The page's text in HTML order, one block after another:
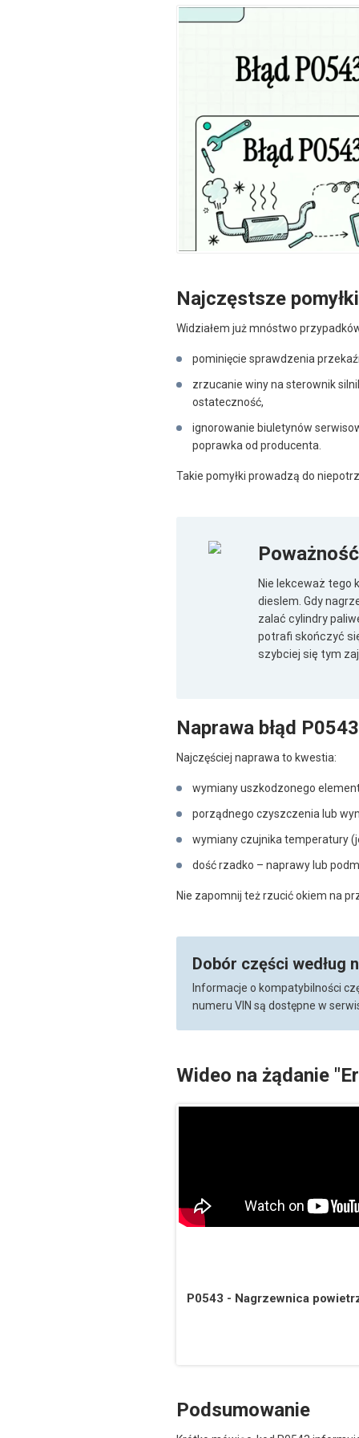
Najczęstsze
Widziałem już mnóstwo
pominięcie sprawdzenia
zrzucanie winy na sterownik
ostateczność,
ignorowanie biuletynów
poprawka od producenta.
Takie pomyłki prowadzą do
Nie lekceważ tego
dieslem. Gdy
zalać cylindry
potrafi skończyć
szybciej się tym
Naprawa błąd P0543
Najczęściej naprawa to kwestia:
wymiany uszkodzonego
porządnego czyszczenia lub
wymiany czujnika temperatury
dość rzadko – naprawy lub
Nie zapomnij też rzucić okiem na
Dobór części według
Informacje o kompatybilności
numeru VIN są dostępne w
Wideo na żądanie
P0543 - Nagrzewnica
Podsumowanie